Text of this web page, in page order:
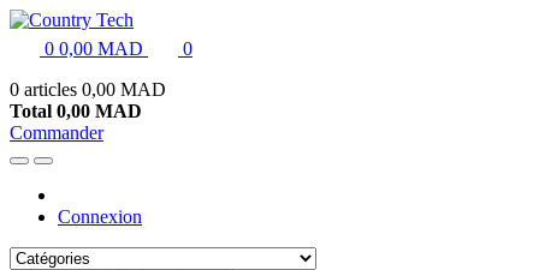
0 0,00 MAD
0
0 articles 0,00 MAD
Total 0,00 MAD
Commander
Connexion